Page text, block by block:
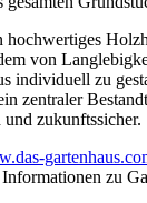
von
individuell zu
zentraler
zukunftssicher.
zu